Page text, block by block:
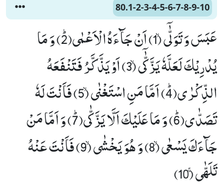
80.1-2-3-4-5-6-7-8-9-10
عَبَسَ وَ تَوَلّٰۤىۙ (1) اَنْ جَآءَهُ الْاَعْمٰىﭤ(2) وَ مَا
یُدْرِیْكَ لَعَلَّهٗ یَزَّ كّٰۤىۙ (3) اَوْ یَذَّكَّرُ فَتَنْفَعَهُ
الذِّكْرٰىﭤ(4) اَمَّا مَنِ اسْتَغْنٰىۙ (5) فَاَنْتَ لَهٗ
تَصَدّٰىﭤ(6) وَ مَا عَلَیْكَ اَلَّا یَزَّ كّٰىﭤ(7) وَ اَمَّا مَنْ
جَآءَكَ یَسْعٰىۙ (8) وَ هُوَ یَخْشٰىۙ (9) فَاَنْتَ عَنْهُ
تَلَهّٰىۚ (10)